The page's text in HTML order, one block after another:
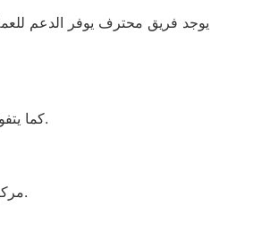
كما يتفوق مركز صيانه ديب فريزر فريش اهناسيا بقدرته على توفير خدمات متميزة، معتمدة على التوكيلات المعروفة والموثوقة في المجال.
مركز صيانة ثلاجات فريش باهناسيا يلتزم بتلبية جميع احتياجات الزبائن بفضل الجودة العالية للقطع المستخدمة وفريق العمل المدرب.